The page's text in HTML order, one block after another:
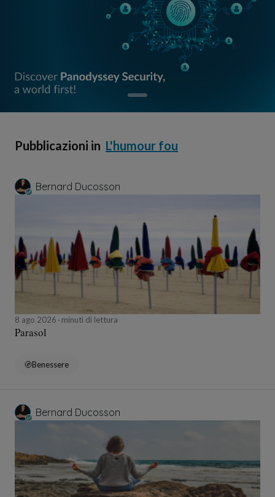
Pubblicazioni in L'humour fou
Bernard Ducosson
8 ago 2026 minuti di lettura
Parasol
Benessere
Bernard Ducosson